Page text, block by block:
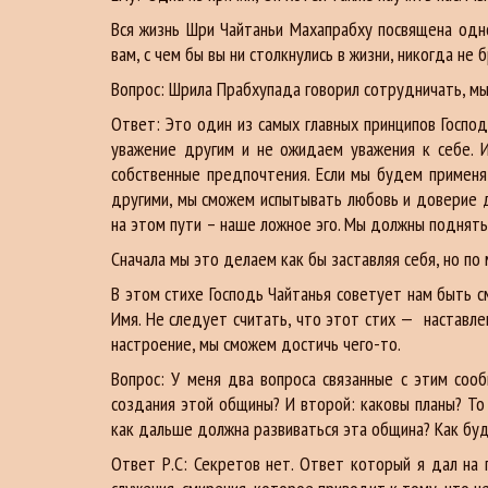
Вся жизнь Шри Чайтаньи Махапрабху посвящена
вам, с чем бы вы ни столкнулись в жизни, никогда не
Вопрос: Шрила Прабхупада говорил сотрудничать,
Ответ: Это один из самых главных принципов
уважение другим и не ожидаем уважения к себе.
собственные предпочтения. Если мы будем
другими, мы сможем испытывать любовь и
на этом пути – наше ложное эго. Мы должны
Сначала мы это делаем как бы заставляя себя, но
В этом стихе Господь Чайтанья советует нам
Имя. Не следует считать, что этот стих —
настроение, мы сможем достичь чего-то.
Вопрос: У меня два вопроса связанные с этим
создания этой общины? И второй: каковы планы?
как дальше должна развиваться эта община? Как
Ответ Р.С: Секретов нет. Ответ который я дал на